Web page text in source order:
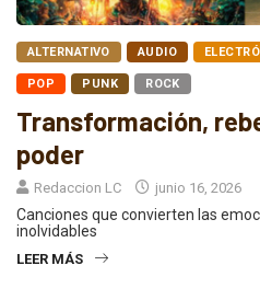
ALTERNATIVO AUDIO
POP PUNK ROCK
Transformación,
poder
Redaccion LC junio 16, 2026
Canciones que convierten las
inolvidables
LEER MÁS